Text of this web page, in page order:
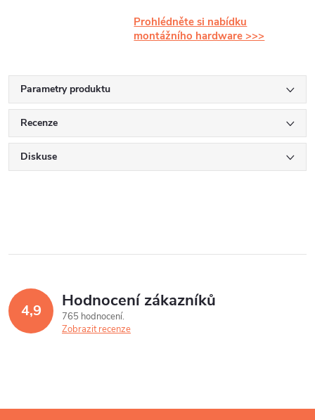
Prohlédněte si nabídku
montážního hardware >>>
Parametry produktu
Recenze
Diskuse
4,9 Hodnocení zákazníků
765 hodnocení
Zobrazit recenze